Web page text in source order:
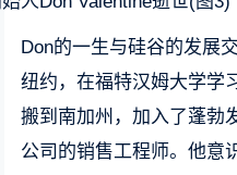
Don的一生与硅谷的发展
纽约，在福特汉姆大学学
搬到南加州，加入了蓬勃
公司的销售工程师。他意